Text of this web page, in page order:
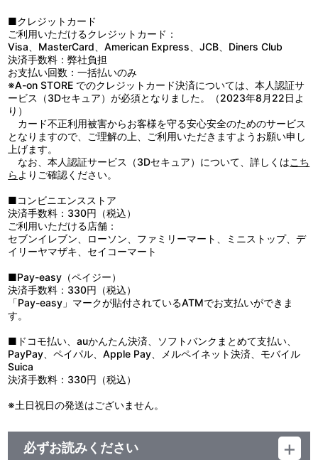
げたり、無理に引っ張ったりしないでください。
●高温多湿、直射日光を避け、お子様の手の届かないところに保管
してください。
●商品の特性上、とがった部分があります。取り扱いには十分ご注
意ください。
●汚れた場合は、水や薄めた中性洗剤を含ませ固く絞った布でやさ
しく拭きとってください。
●ベンジンやシンナー、アルコール系溶剤などを使用しますと、変
色・変形・破損の原因になりますのでお避けください。
■クレジットカード
ご利用いただけるクレジットカード：
Visa、MasterCard、American Express、JCB、Diners Club
決済手数料：弊社負担
お支払い回数：一括払いのみ
※A-on STORE でのクレジットカード決済については、本人認証サ
ービス（3Dセキュア）が必須となりました。（2023年8月22日よ
り）
カード不正利用被害からお客様を守る安心安全のためのサービス
となりますので、ご理解の上、ご利用いただきますようお願い申し
上げます。
なお、本人認証サービス（3Dセキュア）について、詳しくはこち
ら よりご確認ください。
■コンビニエンスストア
決済手数料：330円（税込）
ご利用いただける店舗：
セブンイレブン、ローソン、ファミリーマート、ミニストップ、デ
イリーヤマザキ、セイコーマート
■Pay-easy（ペイジー）
決済手数料：330円（税込）
「Pay-easy」マークが貼付されているATMでお支払いができま
す。
■ドコモ払い、auかんたん決済、ソフトバンクまとめて支払い、
PayPay、ペイパル、Apple Pay、メルペイネット決済、モバイル
Suica
決済手数料：330円（税込）
※土日祝日の発送はございません。
必ずお読みください